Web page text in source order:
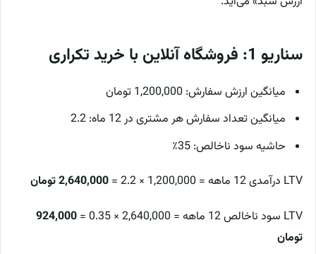
سناریو 1: فروشگاه آنلاین با خرید تکراری
میانگین ارزش سفارش: 1,200,000 تومان
میانگین تعداد سفارش هر مشتری در 12 ماه: 2.2
حاشیه سود ناخالص: 35٪
LTV درآمدی 12 ماهه = 1,200,000 × 2.2 =
2,640,000 تومان
LTV سود ناخالص 12 ماهه = 2,640,000 × 0.35 =
924,000
تومان